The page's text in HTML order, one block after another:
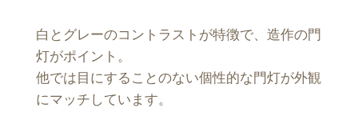
白とグレーのコントラストが特徴で、造作の門
灯がポイント。
他では目にすることのない個性的な門灯が外観
にマッチしています。